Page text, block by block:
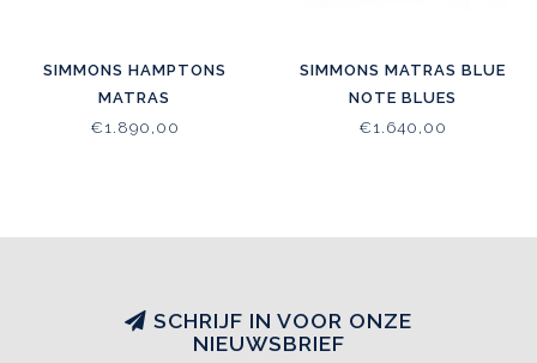
SIMMONS HAMPTONS
MATRAS
€1.890,00
SIMMONS MATRAS BLUE
NOTE BLUES
€1.640,00
SCHRIJF IN VOOR ONZE
NIEUWSBRIEF